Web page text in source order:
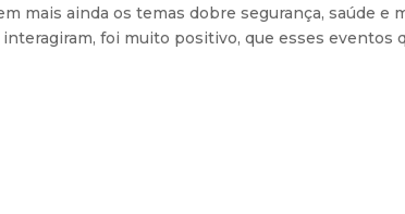
mais ainda os temas dobre segurança, saúde e
foi muito positivo, que esses